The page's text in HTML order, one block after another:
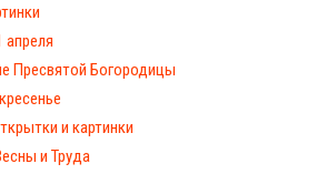
апреля
Пресвятой Богородицы
и картинки
и Труда